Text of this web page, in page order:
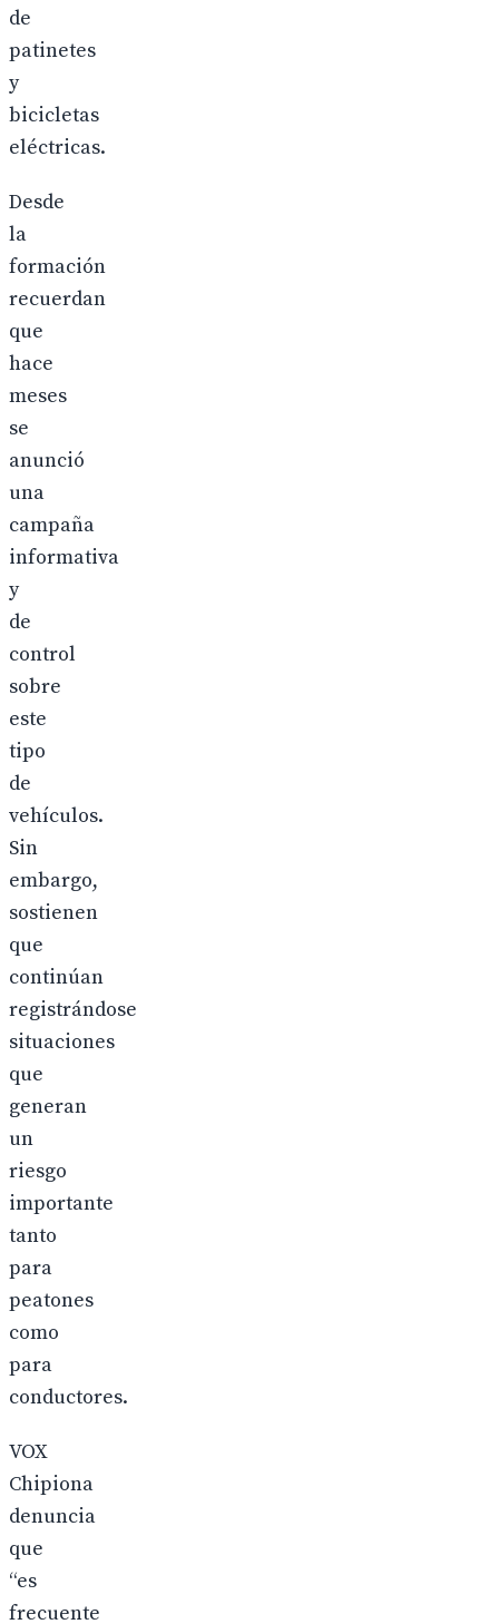
de
patinetes
y
bicicletas
eléctricas.
Desde
la
formación
recuerdan
que
hace
meses
se
anunció
una
campaña
informativa
y
de
control
sobre
este
tipo
de
vehículos.
Sin
embargo,
sostienen
que
continúan
registrándose
situaciones
que
generan
un
riesgo
importante
tanto
para
peatones
como
para
conductores.
VOX
Chipiona
denuncia
que
“es
frecuente